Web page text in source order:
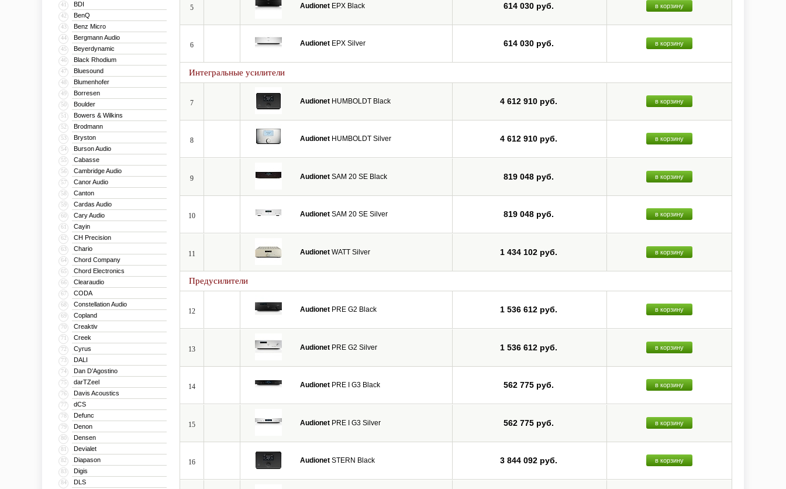
41 BDI
42 BenQ
43 Benz Micro
44 Bergmann Audio
45 Beyerdynamic
46 Black Rhodium
47 Bluesound
48 Blumenhofer
49 Borresen
50 Boulder
51 Bowers & Wilkins
52 Brodmann
53 Bryston
54 Burson Audio
55 Cabasse
56 Cambridge Audio
57 Canor Audio
58 Canton
59 Cardas Audio
60 Cary Audio
61 Cayin
62 CH Precision
63 Chario
64 Chord Company
65 Chord Electronics
66 Clearaudio
67 CODA
68 Constellation Audio
69 Copland
70 Creaktiv
71 Creek
72 Cyrus
73 DALI
74 Dan D’Agostino
75 darTZeel
76 Davis Acoustics
77 dCS
78 Defunc
79 Denon
80 Densen
81 Devialet
82 Diapason
83 Digis
84 DLS
5 Audionet EPX Black 614 030 руб. в корзину
6 Audionet EPX Silver 614 030 руб. в корзину
Интегральные усилители
7 Audionet HUMBOLDT Black 4 612 910 руб. в корзину
8 Audionet HUMBOLDT Silver 4 612 910 руб. в корзину
9 Audionet SAM 20 SE Black 819 048 руб. в корзину
10 Audionet SAM 20 SE Silver 819 048 руб. в корзину
11 Audionet WATT Silver 1 434 102 руб. в корзину
Предусилители
12 Audionet PRE G2 Black 1 536 612 руб. в корзину
13 Audionet PRE G2 Silver 1 536 612 руб. в корзину
14 Audionet PRE I G3 Black 562 775 руб. в корзину
15 Audionet PRE I G3 Silver 562 775 руб. в корзину
16 Audionet STERN Black 3 844 092 руб. в корзину